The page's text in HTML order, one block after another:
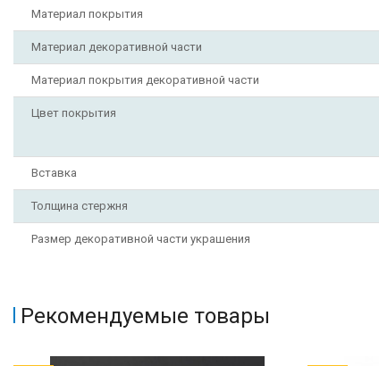
Материал покрытия
Материал декоративной части
Материал покрытия декоративной части
Цвет покрытия
Вставка
Толщина стержня
Размер декоративной части украшения
Рекомендуемые товары